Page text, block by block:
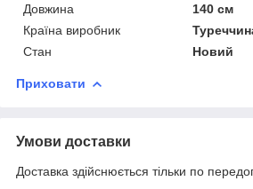
Довжина
140 см
Країна виробник
Стан
Новий
Приховати
Умови доставки
Доставка здійснюється тільки по